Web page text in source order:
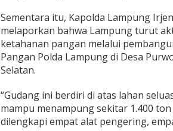
Sementara itu, Kapolda Lampung
melaporkan bahwa Lampung turut
ketahanan pangan melalui
Pangan Polda Lampung di Desa
Selatan.
“Gudang ini berdiri di atas lahan
mampu menampung sekitar 1.400
dilengkapi empat alat pengering,